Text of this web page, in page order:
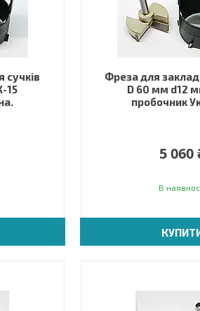
сучків
15
Фреза для
D 60 мм d12
пробочник
5 060
В